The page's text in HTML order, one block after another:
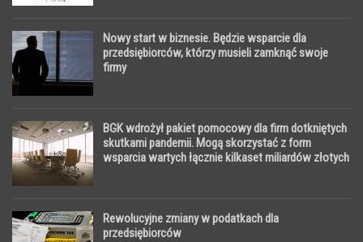
Nowy start w biznesie. Będzie wsparcie dla
przedsiębiorców, którzy musieli zamknąć swoje
firmy
BGK wdrożył pakiet pomocowy dla firm dotkniętych
skutkami pandemii. Mogą skorzystać z form
wsparcia wartych łącznie kilkaset miliardów złotych
Rewolucyjne zmiany w podatkach dla
przedsiębiorców